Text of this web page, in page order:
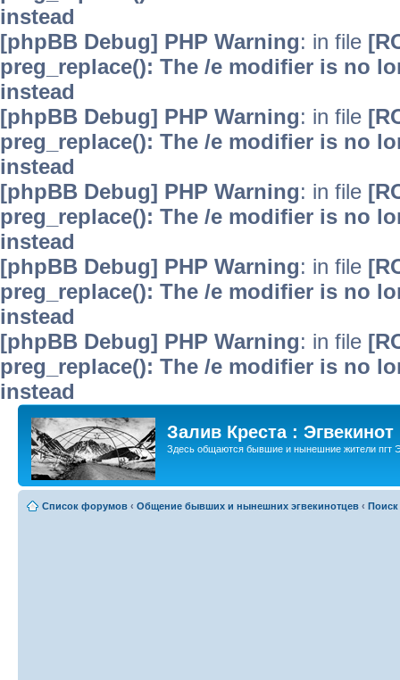
instead
[phpBB Debug] PHP Warning: in file
preg_replace(): The /e modifier is no
instead
[phpBB Debug] PHP Warning: in file
preg_replace(): The /e modifier is no
instead
[phpBB Debug] PHP Warning: in file
preg_replace(): The /e modifier is no
instead
[phpBB Debug] PHP Warning: in file
preg_replace(): The /e modifier is no
instead
[phpBB Debug] PHP Warning: in file
preg_replace(): The /e modifier is no
instead
Залив Креста : Эгвекинот
Здесь общаются бывшие и нынешние жители пгт
Список форумов ‹ Общение бывших и нынешних эгвекинотцев ‹ Поиск